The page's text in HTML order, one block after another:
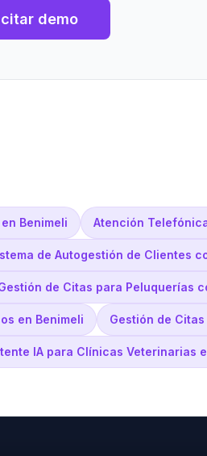
demo
Benimeli Atención
de Autogestión de Clientes
de Citas para Peluquerías
en Benimeli Gestión de
IA para Clínicas Veterinarias